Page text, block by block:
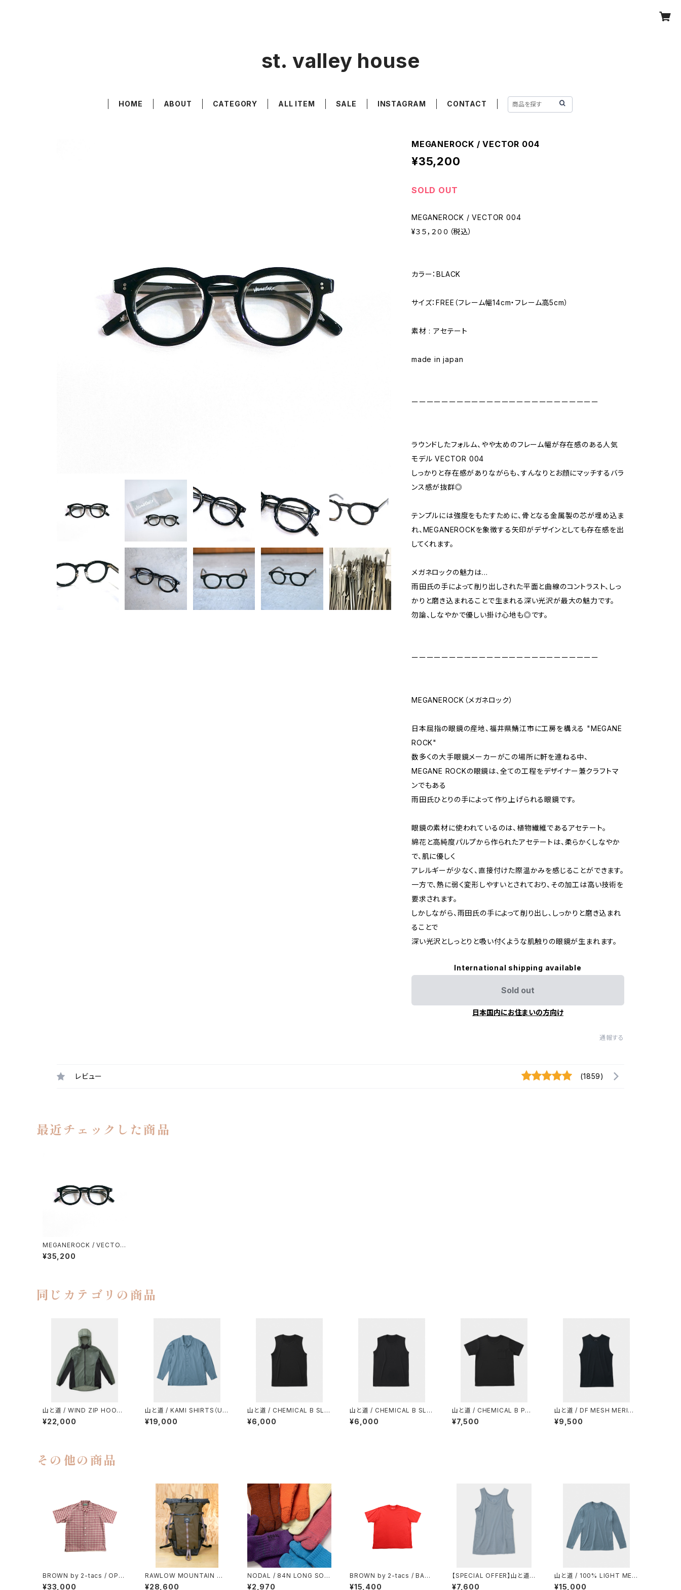
st. valley house
HOME ABOUT CATEGORY ALL ITEM SALE INSTAGRAM CONTACT
MEGANEROCK / VECTOR 004
¥35,200
SOLD OUT
MEGANEROCK / VECTOR 004
¥３５，２００（税込）
カラー：BLACK
サイズ：FREE（フレーム幅14cm・フレーム高5cm）
素材 : アセテート
made in japan
ーーーーーーーーーーーーーーーーーーーーーーーーー
ラウンドしたフォルム、やや太めのフレーム幅が存在感のある人気
モデル VECTOR 004
しっかりと存在感がありながらも、すんなりとお顔にマッチするバラ
ンス感が抜群◎
テンプルには強度をもたすために、骨となる金属製の芯が埋め込ま
れ、MEGANEROCKを象徴する矢印がデザインとしても存在感を出
してくれます。
メガネロックの魅力は…
雨田氏の手によって削り出しされた平面と曲線のコントラスト、しっ
かりと磨き込まれることで生まれる深い光沢が最大の魅力です。
勿論、しなやかで優しい掛け心地も◎です。
ーーーーーーーーーーーーーーーーーーーーーーーーー
MEGANEROCK（メガネロック）
日本屈指の眼鏡の産地、福井県鯖江市に工房を構える "MEGANE
ROCK"
数多くの大手眼鏡メーカーがこの場所に軒を連ねる中、
MEGANE ROCKの眼鏡は、全ての工程をデザイナー兼クラフトマ
ンでもある
雨田氏ひとりの手によって作り上げられる眼鏡です。
眼鏡の素材に使われているのは、植物繊維であるアセテート。
綿花と高純度パルプから作られたアセテートは、柔らかくしなやか
で、肌に優しく
アレルギーが少なく、直接付けた際温かみを感じることができます。
一方で、熱に弱く変形しやすいとされており、その加工は高い技術を
要求されます。
しかしながら、雨田氏の手によって削り出し、しっかりと磨き込まれ
ることで
深い光沢としっとりと吸い付くような肌触りの眼鏡が生まれます。
International shipping available
Sold out
日本国内にお住まいの方向け
通報する
レビュー (1859)
最近チェックした商品
MEGANEROCK / VECTOR
004
¥35,200
同じカテゴリの商品
山と道 / WIND ZIP HOODY
（UNISEX）
¥22,000
山と道 / KAMI SHIRTS（UN
ISEX）
¥19,000
山と道 / CHEMICAL B SLE
EVELESS（MEN）
¥6,000
山と道 / CHEMICAL B SLE
EVELESS（WOMEN）
¥6,000
山と道 / CHEMICAL B POC
KET T-SHIRT（UNISEX）
¥7,500
山と道 / DF MESH MERINO
SLEEVELESS（MEN）
¥9,500
その他の商品
BROWN by 2-tacs / OPE
N COLLAR
¥33,000
RAWLOW MOUNTAIN WO
RKS / BAMBI（BROWN）
¥28,600
NODAL / 84N LONG SOC
KS
¥2,970
BROWN by 2-tacs / BAA
WIDE
¥15,400
【SPECIAL OFFER】山と道 /
100% MERINO LIGHT TA
¥7,600
山と道 / 100% LIGHT MERI
NO LONGSLEEVE（UNISE
¥15,000